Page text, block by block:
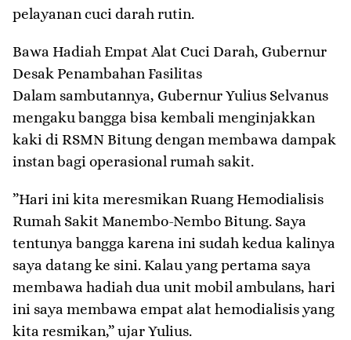
pelayanan cuci darah rutin.
Bawa Hadiah Empat Alat Cuci Darah, Gubernur
Desak Penambahan Fasilitas
​Dalam sambutannya, Gubernur Yulius Selvanus
mengaku bangga bisa kembali menginjakkan
kaki di RSMN Bitung dengan membawa dampak
instan bagi operasional rumah sakit.
​”Hari ini kita meresmikan Ruang Hemodialisis
Rumah Sakit Manembo-Nembo Bitung. Saya
tentunya bangga karena ini sudah kedua kalinya
saya datang ke sini. Kalau yang pertama saya
membawa hadiah dua unit mobil ambulans, hari
ini saya membawa empat alat hemodialisis yang
kita resmikan,” ujar Yulius.